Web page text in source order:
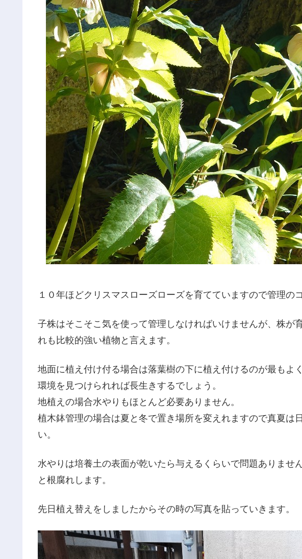
１０年ほどクリスマスローズローズを育てていますので管理の
子株はそこそこ気を使って管理しなければいけませんが、株が
れも比較的強い植物と言えます。
地面に植え付け付る場合は落葉樹の下に植え付けるのが最もよ
環境を見つけられれば長生きするでしょう。
地植えの場合水やりもほとんど必要ありません。
植木鉢管理の場合は夏と冬で置き場所を変えれますので真夏は
い。
水やりは培養土の表面が乾いたら与えるくらいで問題ありませ
と根腐れします。
先日植え替えをしましたからその時の写真を貼っていきます。